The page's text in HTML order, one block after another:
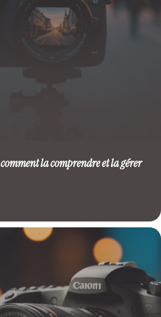
comment la comprendre et la gérer